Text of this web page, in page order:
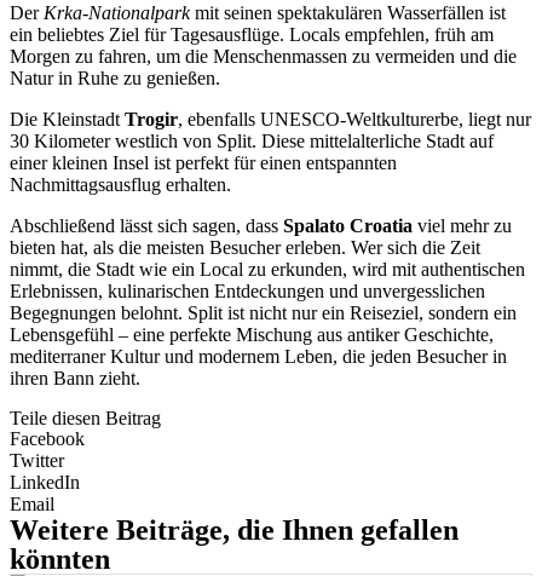
Der Krka-Nationalparkmit seinen spektakulären Wasserfällen ist
ein beliebtes Ziel für Tagesausflüge. Locals empfehlen, früh am
Morgen zu fahren, um die Menschenmassen zu vermeiden und die
Natur in Ruhe zu genießen.
Die Kleinstadt Trogir, ebenfalls UNESCO-Weltkulturerbe, liegt nur
30 Kilometer westlich von Split. Diese mittelalterliche Stadt auf
einer kleinen Insel ist perfekt für einen entspannten
Nachmittagsausflug erhalten.
Abschließend lässt sich sagen, dass Spalato Croatia viel mehr zu
bieten hat, als die meisten Besucher erleben. Wer sich die Zeit
nimmt, die Stadt wie ein Local zu erkunden, wird mit authentischen
Erlebnissen, kulinarischen Entdeckungen und unvergesslichen
Begegnungen belohnt. Split ist nicht nur ein Reiseziel, sondern ein
Lebensgefühl – eine perfekte Mischung aus antiker Geschichte,
mediterraner Kultur und modernem Leben, die jeden Besucher in
ihren Bann zieht.
Teile diesen Beitrag
Facebook
Twitter
LinkedIn
Email
Weitere Beiträge, die Ihnen gefallen
könnten